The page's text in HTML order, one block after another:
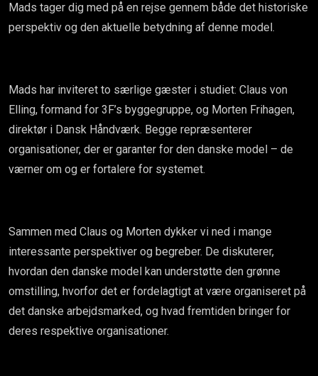
Mads tager dig med på en rejse gennem både det historiske
perspektiv og den aktuelle betydning af denne model.
Mads har inviteret to særlige gæster i studiet: Claus von
Elling, formand for 3F’s byggegruppe, og Morten Frihagen,
direktør i Dansk Håndværk. Begge repræsenterer
organisationer, der er garanter for den danske model – de
værner om og er fortalere for systemet.
Sammen med Claus og Morten dykker vi ned i mange
interessante perspektiver og begreber. De diskuterer,
hvordan den danske model kan understøtte den grønne
omstilling, hvorfor det er fordelagtigt at være organiseret på
det danske arbejdsmarked, og hvad fremtiden bringer for
deres respektive organisationer.